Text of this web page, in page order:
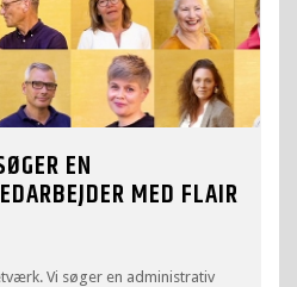
EN
MED FLAIR
Vi søger en administrativ